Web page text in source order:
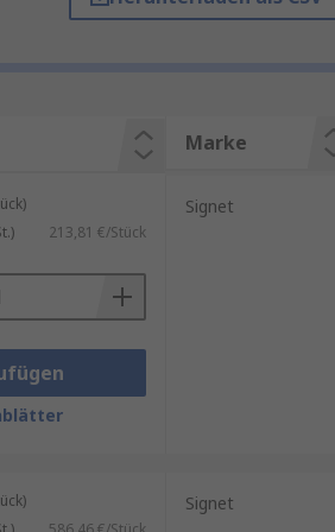
einer anderen Schallquelle
Dies kann von Personen
ist.
Marke
213,81 €/Stück
Signet
Signet